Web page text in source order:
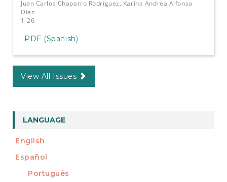
Juan Carlos Chaparro Rodríguez, Karina Andrea Alfonso
Díaz
1-26
PDF (Spanish)
View All Issues
LANGUAGE
English
Español
Português